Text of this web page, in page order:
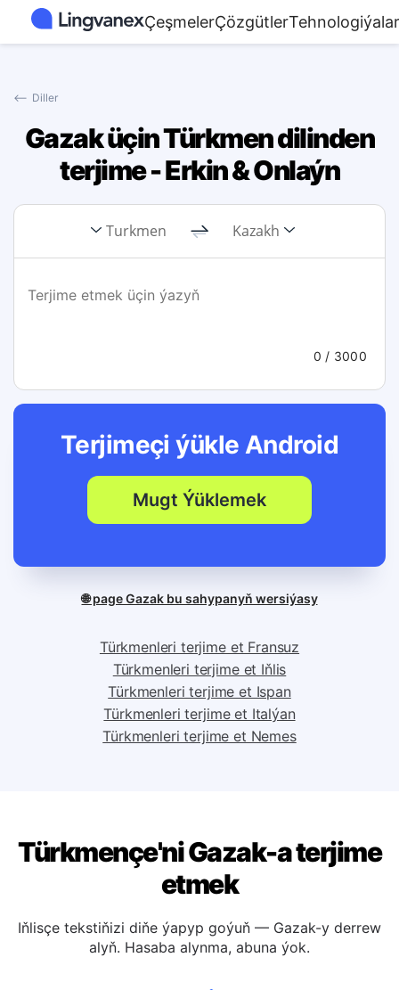
ÇeşmelerÇözgütlerTehnologiýalar
⟵ Diller
Gazak üçin Türkmen dilinden
terjime - Erkin & Onlaýn
Turkmen Kazakh
0 / 3000
Terjimeçi ýükle Android
Mugt Ýüklemek
🌐 page Gazak bu sahypanyň wersiýasy
Türkmenleri terjime et Fransuz
Türkmenleri terjime et Iňlis
Türkmenleri terjime et Ispan
Türkmençe'ni Gazak-a terjime
etmek